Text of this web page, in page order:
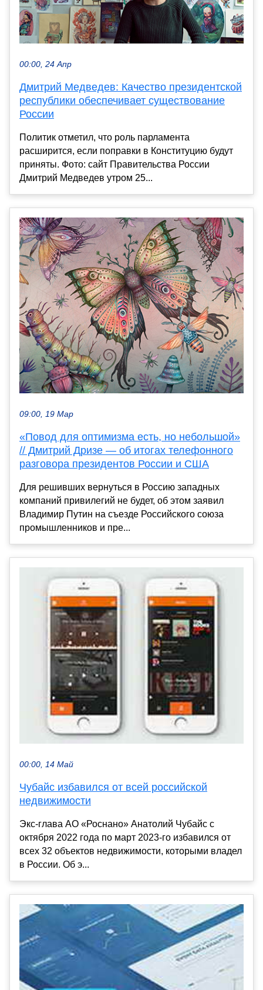
00:00, 24 Апр
Дмитрий Медведев: Качество президентской
республики обеспечивает существование
России
Политик отметил, что роль парламента
расширится, если поправки в Конституцию будут
приняты. Фото: сайт Правительства России
Дмитрий Медведев утром 25...
09:00, 19 Мар
«Повод для оптимизма есть, но небольшой»
// Дмитрий Дризе — об итогах телефонного
разговора президентов России и США
Для решивших вернуться в Россию западных
компаний привилегий не будет, об этом заявил
Владимир Путин на съезде Российского союза
промышленников и пре...
00:00, 14 Май
Чубайс избавился от всей российской
недвижимости
Экс-глава АО «Роснано» Анатолий Чубайс с
октября 2022 года по март 2023-го избавился от
всех 32 объектов недвижимости, которыми владел
в России. Об э...